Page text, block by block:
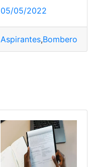
05/05/2022
Aspirantes,Bomberos